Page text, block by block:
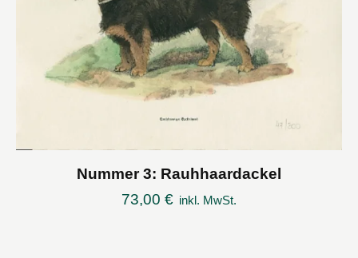
Nummer 3: Rauhhaardackel
73,00 € inkl. MwSt.